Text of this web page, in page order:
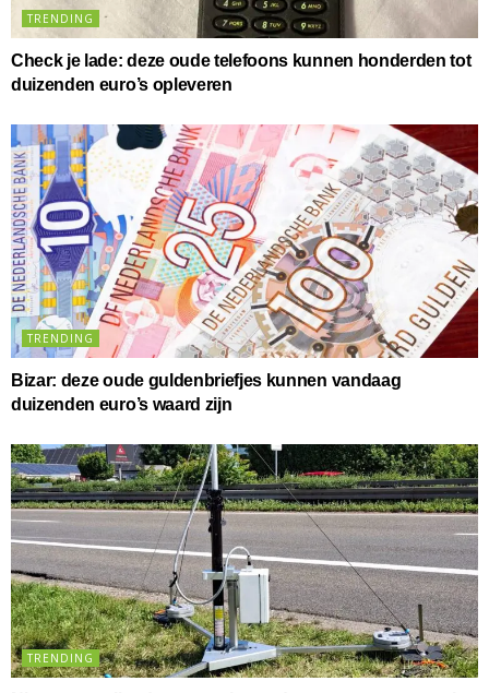
TRENDING
Check je lade: deze oude telefoons kunnen honderden tot
duizenden euro’s opleveren
TRENDING
Bizar: deze oude guldenbriefjes kunnen vandaag
duizenden euro’s waard zijn
TRENDING